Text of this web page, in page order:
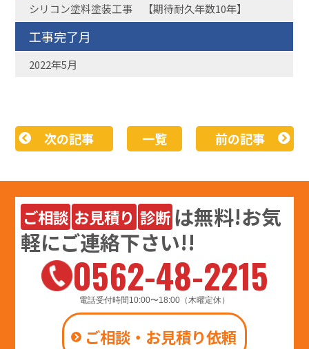
シリコン塗料塗装工事 【期待耐久年数10年】
工事完了月
2022年5月
次の記事 一覧 前の記事
ご相談 お見積り 診断 は無料!お気
軽にご連絡下さい!!
0562-48-2215
電話受付時間10:00〜18:00（木曜定休）
ご相談・お見積り依頼